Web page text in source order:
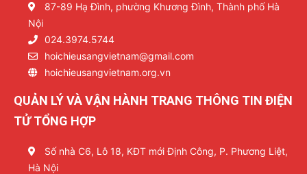
87-89 Hạ Đình, phường Khương Đình, Thành phố Hà
Nội
024.3974.5744
hoichieusangvietnam@gmail.com
hoichieusangvietnam.org.vn
QUẢN LÝ VÀ VẬN HÀNH TRANG THÔNG TIN ĐIỆN
TỬ TỔNG HỢP
Số nhà C6, Lô 18, KĐT mới Định Công, P. Phương Liệt,
Hà Nội